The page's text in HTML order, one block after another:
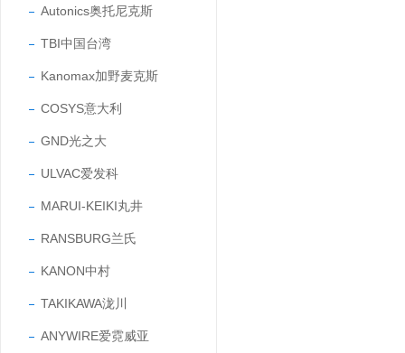
Autonics奥托尼克斯
TBI中国台湾
Kanomax加野麦克斯
COSYS意大利
GND光之大
ULVAC爱发科
MARUI-KEIKI丸井
RANSBURG兰氏
KANON中村
TAKIKAWA泷川
ANYWIRE爱霓威亚